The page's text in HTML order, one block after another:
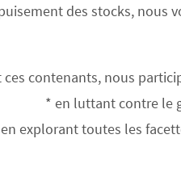
des stocks,
ces contenants, nous
* en luttant contre le
explorant toutes les